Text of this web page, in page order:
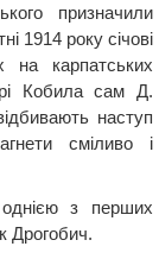
призначили
1914 року січові
на карпатських
Кобила сам Д.
наступ
сміливо і
з перших
Дрогобич.